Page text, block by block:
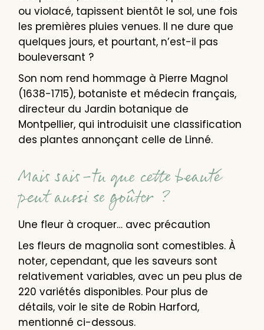
ou violacé, tapissent bientôt le sol, une fois
les premières pluies venues. Il ne dure que
quelques jours, et pourtant, n’est-il pas
bouleversant ?
Son nom rend hommage à Pierre Magnol
(1638-1715), botaniste et médecin français,
directeur du Jardin botanique de
Montpellier, qui introduisit une classification
des plantes annonçant celle de Linné.
Mais sais-tu que cette beauté
peut aussi se goûter ?
Une fleur à croquer… avec précaution
Les fleurs de magnolia sont comestibles. À
noter, cependant, que les saveurs sont
relativement variables, avec un peu plus de
220 variétés disponibles. Pour plus de
détails, voir le site de Robin Harford,
mentionné ci-dessous.